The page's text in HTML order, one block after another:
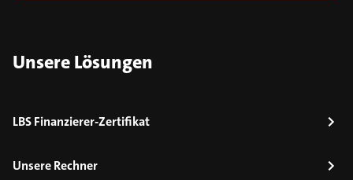
Unsere Lösungen
LBS Finanzierer-Zertifikat
Unsere Rechner